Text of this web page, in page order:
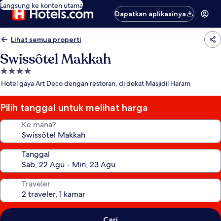
Langsung ke konten utama
Dapatkan aplikasinya
Lihat semua properti
Swissôtel Makkah
Properti
bintang
Hotel gaya Art Deco dengan restoran, di dekat Masjidil Haram
Pilih tanggal untuk melihat harga
Ke mana?
Tanggal
Traveler